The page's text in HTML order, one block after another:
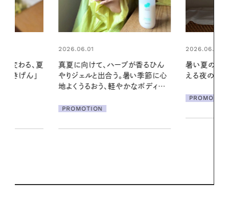
が香るひん
い季節に心
2026.06.01
暑い夏のナイトルーティン。私を整
える夜の爽やかご褒美ケア
2026.07.21
発・ベーリングの